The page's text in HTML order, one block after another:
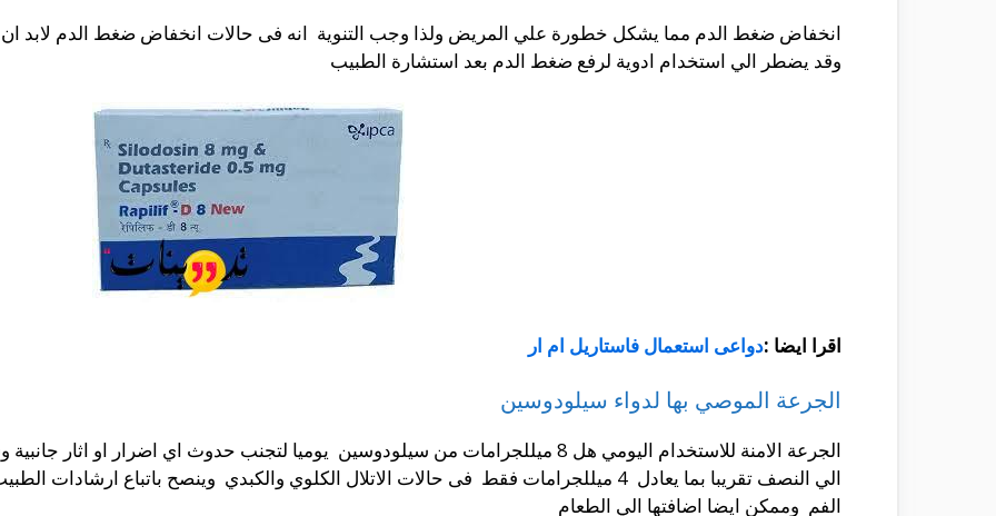
انخفاض ضغط الدم مما يشكل خطورة علي المريض ولذا وجب التنوية انه فى حالات انخفاض ضغط الدم لابد ان
وقد يضطر الي استخدام ادوية لرفع ضغط الدم بعد استشارة الطبيب
اقرا ايضا :دواعى استعمال فاستاريل ام ار
الجرعة الموصي بها لدواء سيلودوسين
الجرعة الامنة للاستخدام اليومي هل 8 ميللجرامات من سيلودوسين يوميا لتجنب حدوث اي
الي النصف تقريبا بما يعادل 4 ميللجرامات فقط فى حالات الاتلال الكلوي والكبدي وينصح باتباع
الفم وممكن ايضا اضافتها الي الطعام